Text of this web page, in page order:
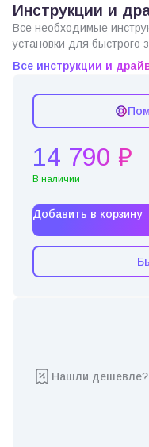
Инструкции и
Все необходимые
установки для быстрого
Все инструкции и
14 790 ₽
В наличии
Добавить в корзину
Нашли дешевле?